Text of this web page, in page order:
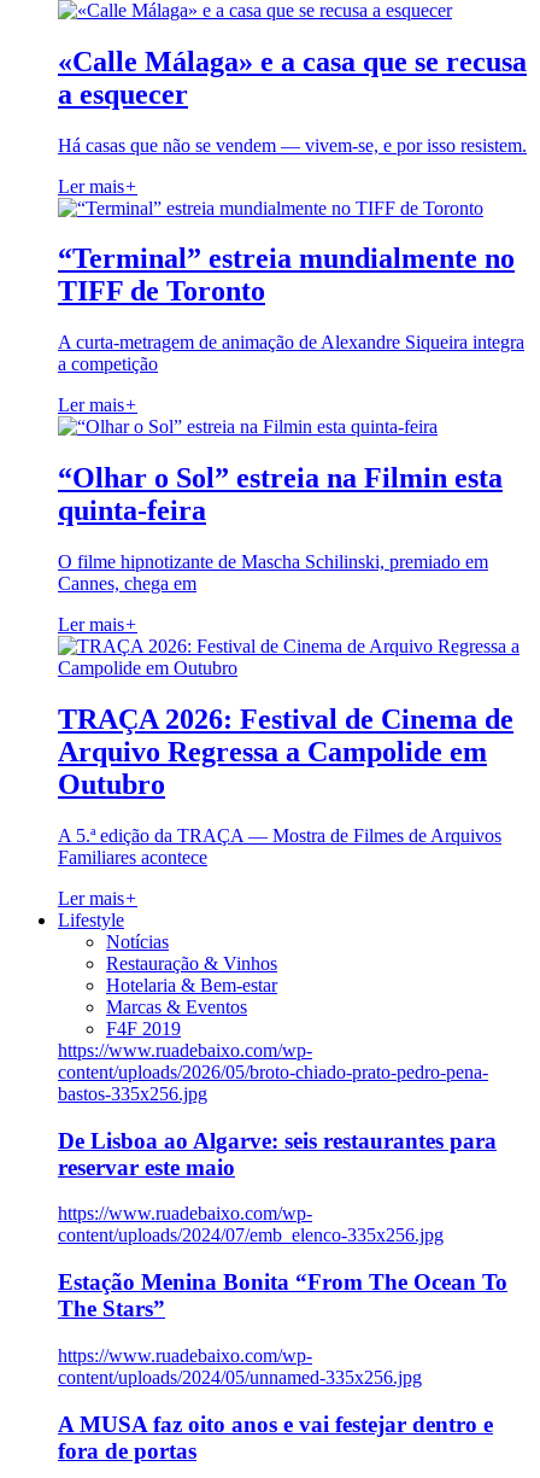
«Calle Málaga» e a casa que se recusa
a esquecer
Há casas que não se vendem — vivem-se, e por isso resistem.
Ler mais+
“Terminal” estreia mundialmente no
TIFF de Toronto
A curta-metragem de animação de Alexandre Siqueira integra
a competição
Ler mais+
“Olhar o Sol” estreia na Filmin esta
quinta-feira
O filme hipnotizante de Mascha Schilinski, premiado em
Cannes, chega em
Ler mais+
TRAÇA 2026: Festival de Cinema de
Arquivo Regressa a Campolide em
Outubro
A 5.ª edição da TRAÇA — Mostra de Filmes de Arquivos
Familiares acontece
Ler mais+
Lifestyle
Notícias
Restauração & Vinhos
Hotelaria & Bem-estar
Marcas & Eventos
F4F 2019
https://www.ruadebaixo.com/wp-
content/uploads/2026/05/broto-chiado-prato-pedro-pena-
bastos-335x256.jpg
De Lisboa ao Algarve: seis restaurantes para
reservar este maio
https://www.ruadebaixo.com/wp-
content/uploads/2024/07/emb_elenco-335x256.jpg
Estação Menina Bonita “From The Ocean To
The Stars”
https://www.ruadebaixo.com/wp-
content/uploads/2024/05/unnamed-335x256.jpg
A MUSA faz oito anos e vai festejar dentro e
fora de portas